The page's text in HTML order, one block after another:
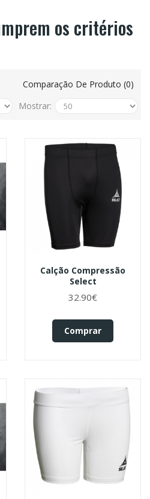
os critérios
Comparação De Produto (0)
Mostrar:
Calção Compressão
Select
32.90€
Comprar